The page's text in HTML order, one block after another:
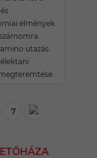
élmények
utazás.
7